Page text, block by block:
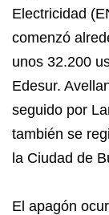
Electricidad
comenzó
unos 32.200
Edesur.
seguido por
también se
la Ciudad de
El apagón